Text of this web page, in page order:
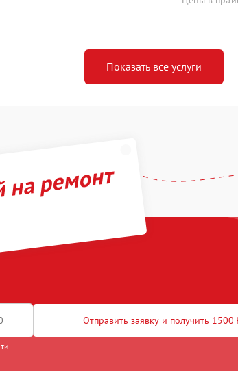
Показать все услуги
ремонт
Отправить заявку и получить 1500